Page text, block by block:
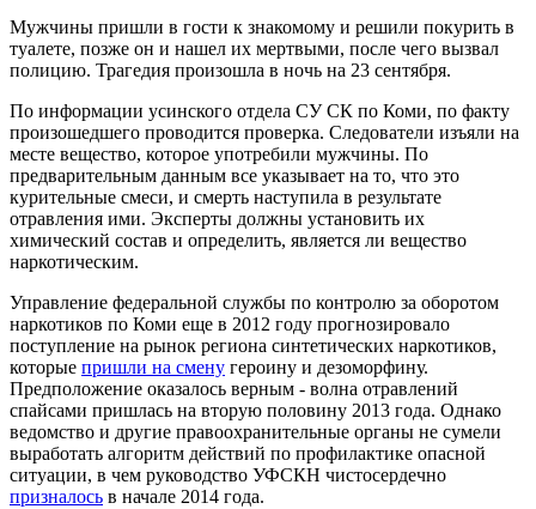
Мужчины пришли в гости к знакомому и решили покурить в
туалете, позже он и нашел их мертвыми, после чего вызвал
полицию. Трагедия произошла в ночь на 23 сентября.
По информации усинского отдела СУ СК по Коми, по факту
произошедшего проводится проверка. Следователи изъяли на
месте вещество, которое употребили мужчины. По
предварительным данным все указывает на то, что это
курительные смеси, и смерть наступила в результате
отравления ими. Эксперты должны установить их
химический состав и определить, является ли вещество
наркотическим.
Управление федеральной службы по контролю за оборотом
наркотиков по Коми еще в 2012 году прогнозировало
поступление на рынок региона синтетических наркотиков,
которые пришли на смену героину и дезоморфину.
Предположение оказалось верным - волна отравлений
спайсами пришлась на вторую половину 2013 года. Однако
ведомство и другие правоохранительные органы не сумели
выработать алгоритм действий по профилактике опасной
ситуации, в чем руководство УФСКН чистосердечно
призналось в начале 2014 года.